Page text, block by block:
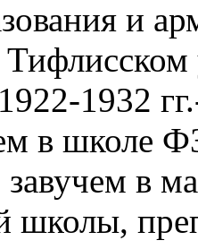
и
1932
в школе
в
школы,